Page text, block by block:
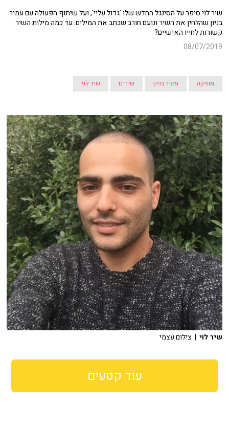
שיר לוי סיפר על הסינגל החדש שלו 'גדול עליי', ועל שיתוף הפעולה עם עמיר
בניון שהלחין את השיר ונועם חורב שכתב את המילים. עד כמה מילות השיר
קשורות לחייו האישיים?
08/07/2019
מוזיקה עמיר בניון שירים שיר לוי
שיר לוי | צילום עצמי
עוד קטעים